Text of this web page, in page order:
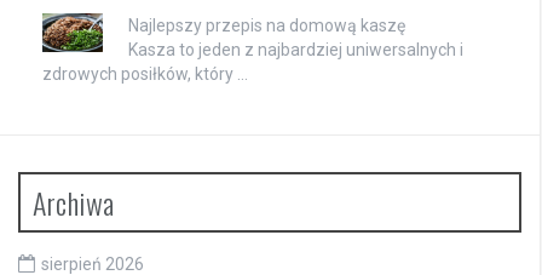
Najlepszy przepis na domową kaszę
Kasza to jeden z najbardziej uniwersalnych i
zdrowych posiłków, który …
Archiwa
sierpień 2026